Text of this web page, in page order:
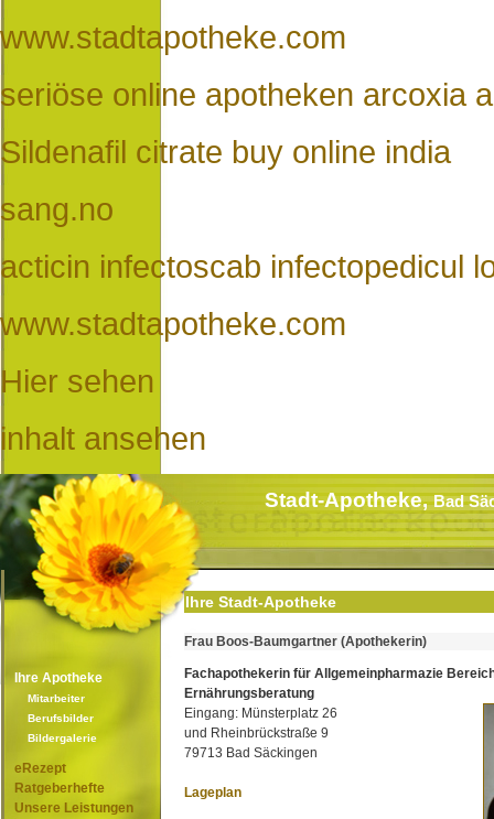
www.stadtapotheke.com
seriöse online apotheken arcoxia
Sildenafil citrate buy online india
sang.no
acticin infectoscab infectopedicul
www.stadtapotheke.com
Hier sehen
inhalt ansehen
Stadt-Apotheke,Bad
Ihre Apotheke
Mitarbeiter
Berufsbilder
Bildergalerie
eRezept
Ratgeberhefte
Unsere Leistungen
Ihre Stadt-Apotheke
Frau Boos-Baumgartner (Apothekerin)
Fachapothekerin für Allgemeinpharmazie
Ernährungsberatung
Eingang: Münsterplatz 26
und Rheinbrückstraße 9
79713 Bad Säckingen
Lageplan